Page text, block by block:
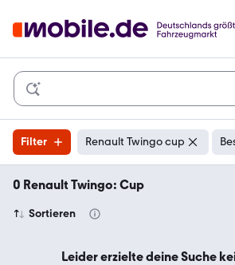
Filter Renault Twingo cup
0 Renault Twingo: Cup
Sortieren
Leider erzielte deine Suche